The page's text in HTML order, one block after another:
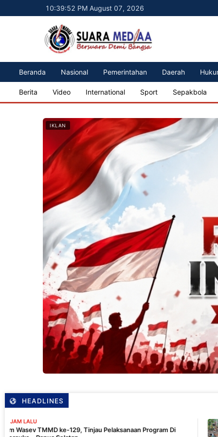
10:39:54 PM August 07, 2026
Beranda Nasional Pemerintahan Daerah
Berita Video International Sport Sepakbola
IKLAN
HEADLINES
129, Tinjau Pelaksanaan Program Di
15 JAM LALU
Pastikan